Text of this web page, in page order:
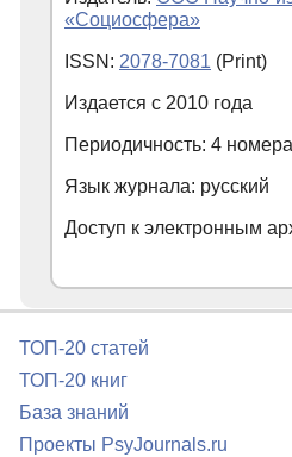
«Социосфера»
ISSN: 2078-7081 (Print)
Издается с 2010 года
Периодичность: 4
Язык журнала: русский
Доступ к электронным
ТОП-20 статей
ТОП-20 книг
База знаний
Проекты PsyJournals.ru